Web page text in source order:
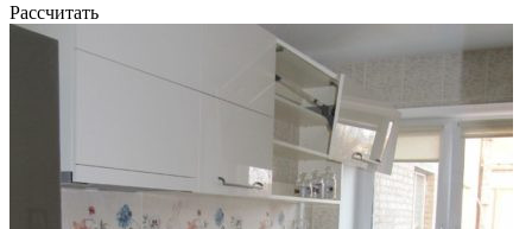
Рассчитать